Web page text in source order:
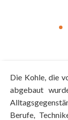
Die Kohle, die
abgebaut
Berufe,